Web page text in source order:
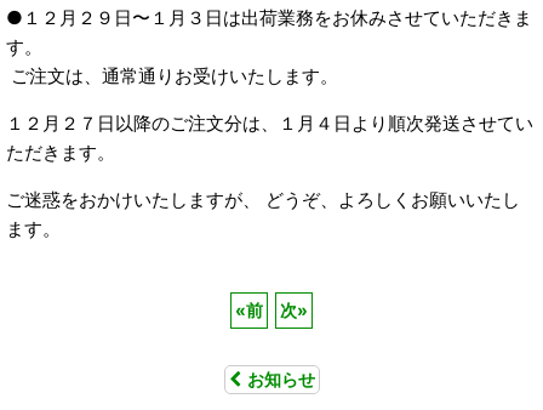
●１２月２９日〜１月３日は出荷業務をお休みさせていただきま
す。
ご注文は、通常通りお受けいたします。
１２月２７日以降のご注文分は、１月４日より順次発送させてい
ただきます。
ご迷惑をおかけいたしますが、 どうぞ、よろしくお願いいたし
ます。
«前 次»
お知らせ